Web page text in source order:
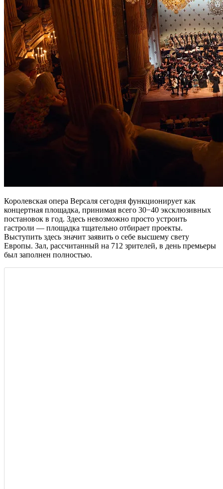
Королевская опера Версаля сегодня функционирует как
концертная площадка, принимая всего 30−40 эксклюзивных
постановок в год. Здесь невозможно просто устроить
гастроли — площадка тщательно отбирает проекты.
Выступить здесь значит заявить о себе высшему свету
Европы. Зал, рассчитанный на 712 зрителей, в день премьеры
был заполнен полностью.